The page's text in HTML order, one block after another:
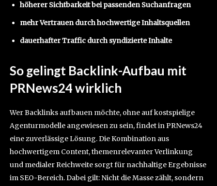
höherer Sichtbarkeit bei passenden Suchanfragen
mehr Vertrauen durch hochwertige Inhaltsquellen
dauerhafter Traffic durch syndizierte Inhalte
So gelingt Backlink-Aufbau mit
PRNews24 wirklich
Wer Backlinks aufbauen möchte, ohne auf kostspielige
Agenturmodelle angewiesen zu sein, findet in PRNews24
eine zuverlässige Lösung. Die Kombination aus
hochwertigem Content, themenrelevanter Verlinkung
und medialer Reichweite sorgt für nachhaltige Ergebnisse
im SEO-Bereich. Dabei gilt: Nicht die Masse zählt, sondern